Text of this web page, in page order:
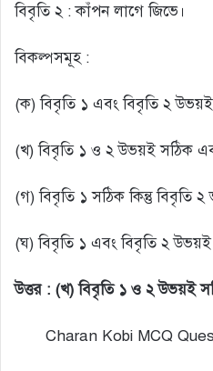
বিবৃতি ২ : কাঁপন লাগে জিভে।
বিকল্পসমূহ :
(ক) বিবৃতি ১ এবং বিবৃতি ২
(খ) বিবৃতি ১ ও ২ উভয়ই সঠিক
(গ) বিবৃতি ১ সঠিক কিন্তু বিবৃতি
(ঘ) বিবৃতি ১ এবং বিবৃতি ২
উত্তর : (খ) বিবৃতি ১ ও ২ উভয়ই
Charan Kobi MCQ